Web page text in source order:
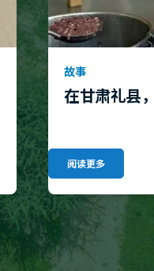
故事
在甘肃礼县
阅读更多